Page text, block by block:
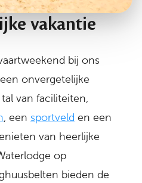
vakantie
bij ons
onvergetelijke
van faciliteiten,
, een sportveld en een
van heerlijke
op
bieden de